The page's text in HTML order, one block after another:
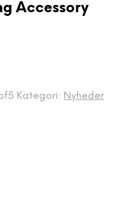
Accessory
Kategori: Nyheder